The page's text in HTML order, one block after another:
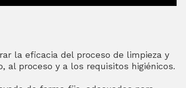
la eficacia del proceso de limpieza y
al proceso y a los requisitos higiénicos.